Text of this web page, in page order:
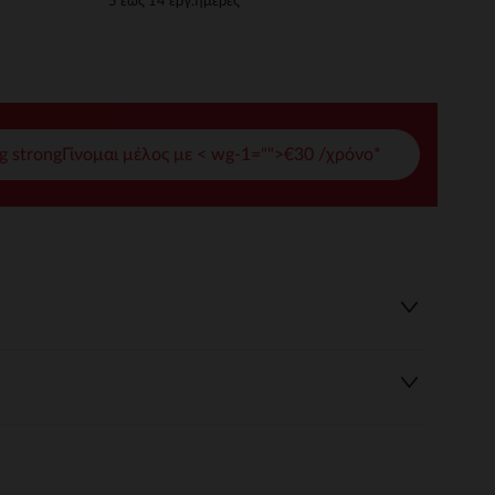
strongΓίνομαι μέλος με < wg-1="">€30 /χρόνο*